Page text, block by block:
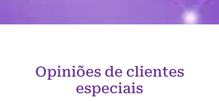
Opiniões de clientes
especiais